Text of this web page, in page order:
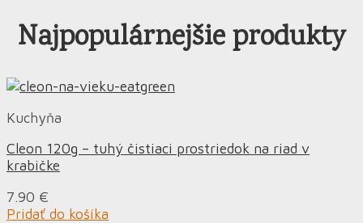
Najpopulárnejšie produkty
Kuchyňa
Cleon 120g – tuhý čistiaci prostriedok na riad v
krabičke
7.90 €
Pridať do košíka